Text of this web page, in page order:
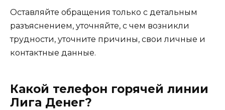
Оставляйте обращения только с детальным
разъяснением, уточняйте, с чем возникли
трудности, уточните причины, свои личные и
контактные данные.
Какой телефон горячей линии
Лига Денег?